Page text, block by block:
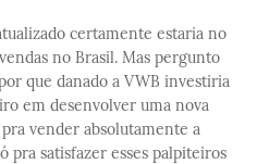
certamente estaria no
no Brasil. Mas pergunto
que danado a VWB investiria
em desenvolver uma nova
vender absolutamente a
pra satisfazer esses palpiteiros